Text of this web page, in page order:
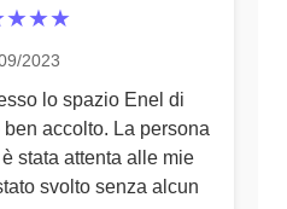
2023
lo spazio Enel di
accolto. La persona
stata attenta alle mie
svolto senza alcun